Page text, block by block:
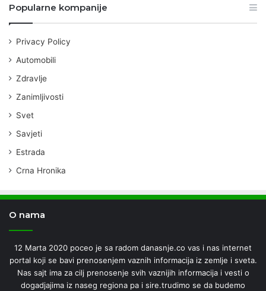
Popularne kompanije
Privacy Policy
Automobili
Zdravlje
Zanimljivosti
Svet
Savjeti
Estrada
Crna Hronika
O nama
12 Marta 2020 poceo je sa radom danasnje.co vas i nas internet
portal koji se bavi prenosenjem vaznih informacija iz zemlje i sveta.
Nas sajt ima za cilj prenosenje svih vaznijih informacija i vesti o
dogadjajima iz naseg regiona pa i sire.trudimo se da budemo